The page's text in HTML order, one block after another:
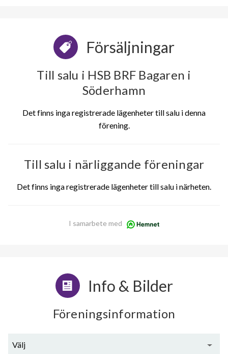
Försäljningar
Till salu i HSB BRF Bagaren i
Söderhamn
Det finns inga registrerade lägenheter till salu i denna
förening.
Till salu i närliggande föreningar
Det finns inga registrerade lägenheter till salu i närheten.
I samarbete med
Info & Bilder
Föreningsinformation
Välj